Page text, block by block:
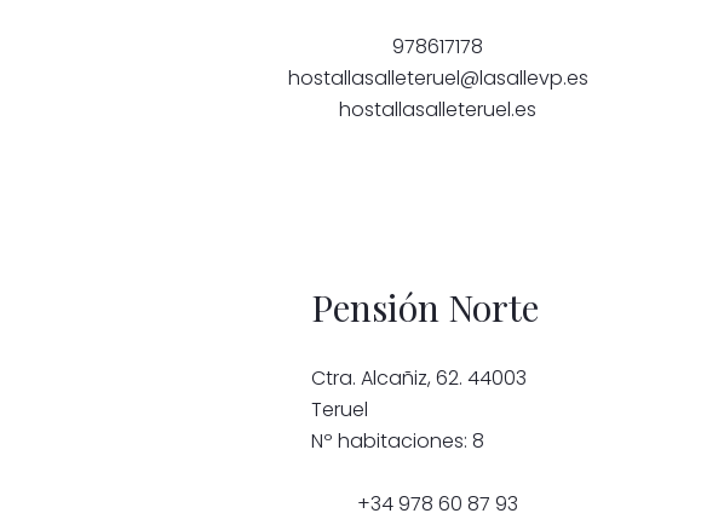
978617178
hostallasalleteruel@lasallevp.es
hostallasalleteruel.es
Pensión Norte
Ctra. Alcañiz, 62. 44003
Teruel
Nº habitaciones: 8
+34 978 60 87 93